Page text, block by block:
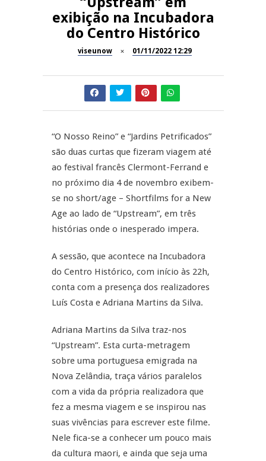
Now Opinião – Manuela
Antunes: Problemas nos
Exames Nacionais
SÃO PEDRO DO SUL
Tradidanças em São Pedro do
A Juiz Esclarece – Medidas a
executar no meio natural de
vida (II)
Inauguração Loja do Cidadão
S.J. Pesqueira
Barrelas Summer Fest em Vila
Nova de Paiva
exibição na Incubadora
do Centro Histórico
viseunow 01/11/2022 12:29
“O Nosso Reino” e “Jardins Petrificados”
são duas curtas que fizeram viagem até
ao festival francês Clermont-Ferrand e
no próximo dia 4 de novembro exibem-
se no short/age – Shortfilms for a New
Age ao lado de “Upstream”, em três
histórias onde o inesperado impera.
A sessão, que acontece na Incubadora
do Centro Histórico, com início às 22h,
conta com a presença dos realizadores
Luís Costa e Adriana Martins da Silva.
Adriana Martins da Silva traz-nos
“Upstream”. Esta curta-metragem
sobre uma portuguesa emigrada na
Nova Zelândia, traça vários paralelos
com a vida da própria realizadora que
fez a mesma viagem e se inspirou nas
suas vivências para escrever este filme.
Nele fica-se a conhecer um pouco mais
da cultura maori, e ainda que seja uma